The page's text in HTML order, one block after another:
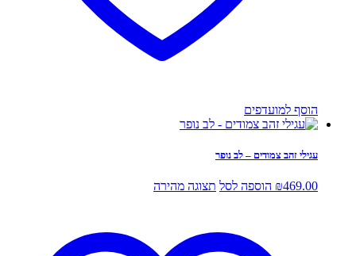
הוסף למועדפים
עגילי זהב צמודים – לב נופר
₪469.00 הוספה לסל תצוגה מהירה